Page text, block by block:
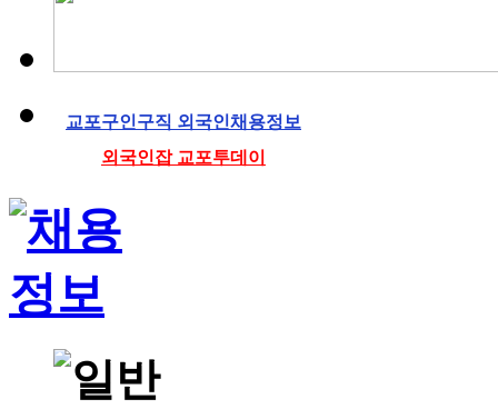
교포구인구직 외국인채용정보
외국인잡 교포투데이